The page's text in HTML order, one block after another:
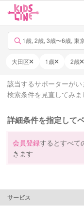
1歳, 2歳, 3歳〜6歳, 東
大田区 1歳 2歳
該当するサポーターがい
検索条件を見直してみま
詳細条件を指定して
会員登録するとすべて
きます
サービス